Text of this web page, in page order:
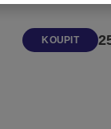
KOUPIT